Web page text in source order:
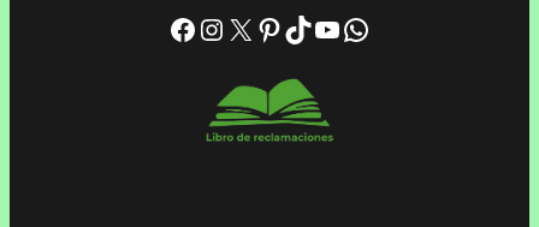
Facebook Instagram X Pinterest TikTok YouTube WhatsApp